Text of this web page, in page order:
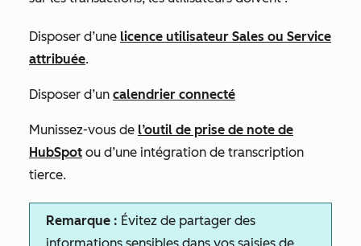
Disposer d’une licence utilisateur Sales ou Service
attribuée.
Disposer d’un calendrier connecté
Munissez-vous de l’outil de prise de note de
HubSpot ou d’une intégration de transcription
tierce.
Remarque : Évitez de partager des